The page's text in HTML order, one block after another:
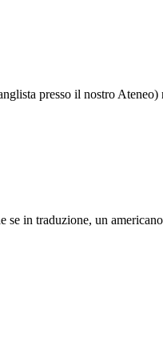
presso il nostro
in traduzione, un